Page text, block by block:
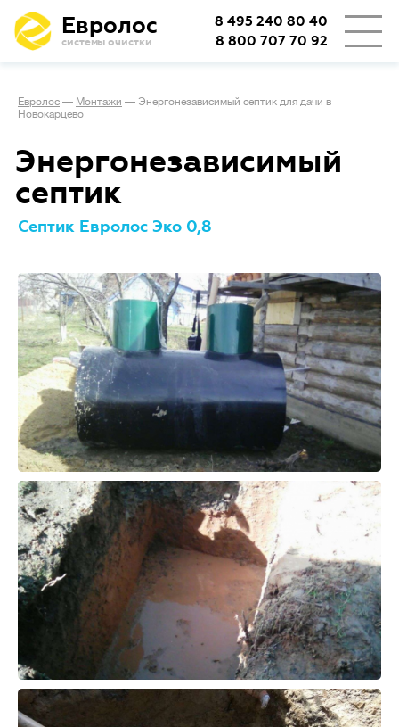
Евролос
системы очистки
8 495 240 80 40
8 800 707 70 92
Евролос — Монтажи — Энергонезависимый септик для дачи в
Новокарцево
Энергонезависимый
септик
Септик Евролос Эко 0,8